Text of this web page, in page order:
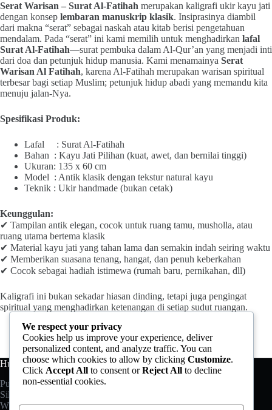
Serat Warisan – Surat Al-Fatihah merupakan kaligrafi ukir kayu jati
dengan konsep lembaran manuskrip klasik. Insiprasinya diambil
dari makna “serat” sebagai naskah atau kitab berisi pengetahuan
mendalam. Pada “serat” ini kami memilih untuk menghadirkan lafal
Surat Al-Fatihah—surat pembuka dalam Al-Qur’an yang menjadi inti
dari doa dan petunjuk hidup manusia. Kami menamainya Serat
Warisan Al Fatihah, karena Al-Fatihah merupakan warisan spiritual
terbesar bagi setiap Muslim; petunjuk hidup abadi yang memandu kita
menuju jalan-Nya.
Spesifikasi Produk:
Lafal : Surat Al-Fatihah
Bahan : Kayu Jati Pilihan (kuat, awet, dan bernilai tinggi)
Ukuran: 135 x 60 cm
Model : Antik klasik dengan tekstur natural kayu
Teknik : Ukir handmade (bukan cetak)
Keunggulan:
✔ Tampilan antik elegan, cocok untuk ruang tamu, musholla, atau
ruang utama bertema klasik
✔ Material kayu jati yang tahan lama dan semakin indah seiring waktu
✔ Memberikan suasana tenang, hangat, dan penuh keberkahan
✔ Cocok sebagai hadiah istimewa (rumah baru, pernikahan, dll)
Kaligrafi ini bukan sekadar hiasan dinding, tetapi juga pengingat
spiritual yang menghadirkan ketenangan di setiap sudut ruangan.
Hubungi Kami
Punya pertanyaan?
Silahkan hubungi kami melalui:
Whatsapp: +6282 325 198 488
We respect your privacy
Cookies help us improve your experience, deliver
personalized content, and analyze traffic. You can
choose which cookies to allow by clicking Customize.
Click Accept All to consent orReject All to decline
non-essential cookies.